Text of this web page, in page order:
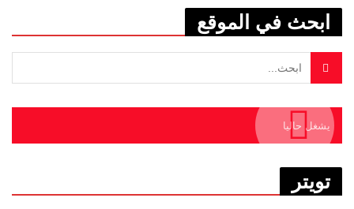
ابحث في الموقع
يشغل حاليا
تويتر